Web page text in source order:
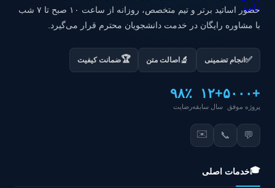
حضور اساتید برتر و تیم متخصص، روزانه از ساعت ۱۰ صبح تا ۷ شب
با مشاوره رایگان در خدمت دانشجویان محترم قرار می‌گیرد.
✅انجام تضمینی 🔬اصالت متن 🏆ضمانت کیفیت
+۵۰۰۰
پروژه موفق
+۱۲
سال سابقه
۹۸٪
رضایت
💬
📞
✉️
🎓خدمات اصلی